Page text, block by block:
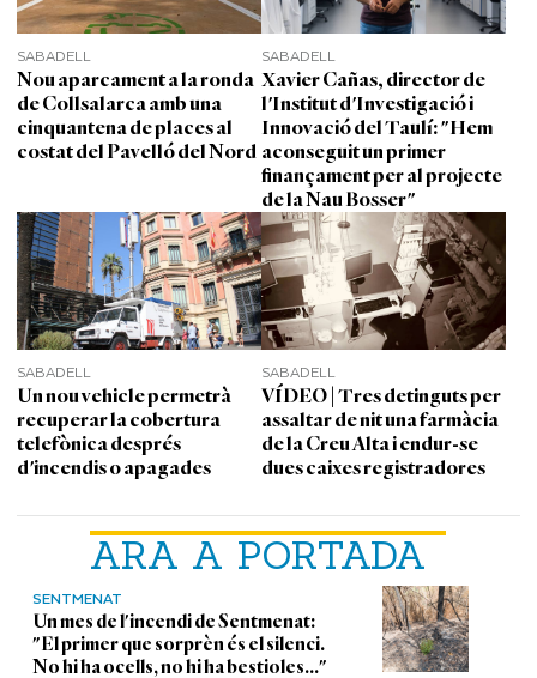
ARA A PORTADA
SENTMENAT
Un mes de l'incendi de Sentmenat:
"El primer que sorprèn és el silenci.
No hi ha ocells, no hi ha bestioles..."
SABADELL
Nou aparcament a la ronda
de Collsalarca amb una
cinquantena de places al
costat del Pavelló del Nord
SABADELL
Xavier Cañas, director de
l'Institut d'Investigació i
Innovació del Taulí: "Hem
aconseguit un primer
finançament per al projecte
de la Nau Bosser"
SABADELL
Un nou vehicle permetrà
recuperar la cobertura
telefònica després
d'incendis o apagades
SABADELL
VÍDEO | Tres detinguts per
assaltar de nit una farmàcia
de la Creu Alta i endur-se
dues caixes registradores